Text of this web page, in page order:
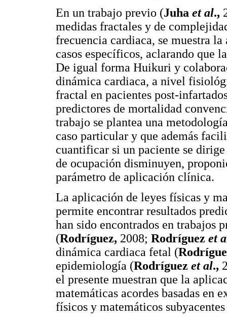
En un trabajo previo (Juha et al.,
medidas fractales y de
frecuencia cardiaca, se muestra
casos específicos, aclarando que
De igual forma Huikuri y
dinámica cardiaca, a nivel
fractal en pacientes post-
predictores de mortalidad
trabajo se plantea una
caso particular y que además
cuantificar si un paciente se
de ocupación disminuyen,
parámetro de aplicación clínica.
La aplicación de leyes físicas y
permite encontrar resultados
han sido encontrados en trabajos
(Rodríguez, 2008; Rodríguez et
dinámica cardiaca fetal (
epidemiología (Rodríguez et al.,
el presente muestran que la
matemáticas acordes basadas en
físicos y matemáticos